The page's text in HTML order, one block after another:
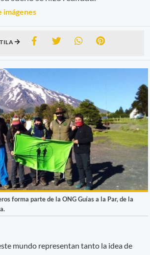
imágenes
forma parte de la ONG Guías a la Par, de la
mundo representan tanto la idea de